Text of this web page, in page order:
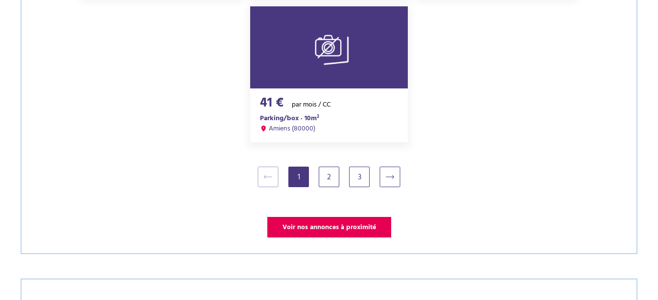
41 €
par mois / CC
Parking/box · 10m²
Amiens (80000)
1(current)2 3
Voir nos annonces à proximité